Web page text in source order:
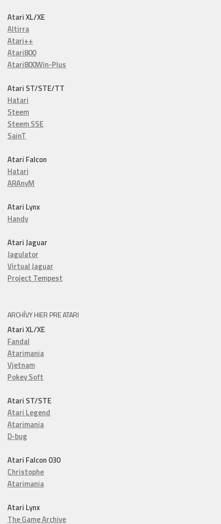
Atari XL/XE
Altirra
Atari++
Atari800
Atari800Win-Plus
Atari ST/STE/TT
Hatari
Steem
Steem SSE
SainT
Atari Falcon
Hatari
ARAnyM
Atari Lynx
Handy
Atari Jaguar
Jagulator
Virtual Jaguar
Project Tempest
ARCHÍVY HIER PRE ATARI
Atari XL/XE
Fandal
Atarimania
Vjetnam
Pokey Soft
Atari ST/STE
Atari Legend
Atarimania
D-bug
Atari Falcon 030
Christophe
Atarimania
Atari Lynx
The Game Archive